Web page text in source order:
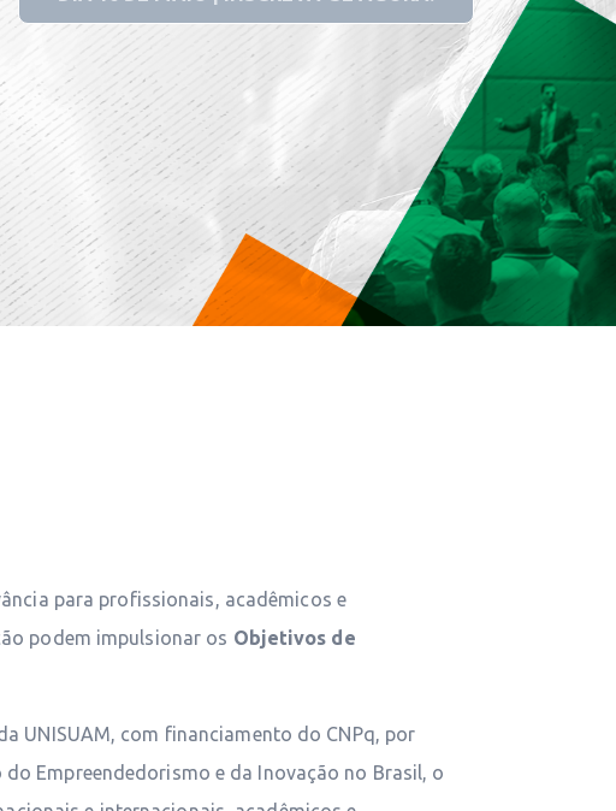
para profissionais, acadêmicos e
podem impulsionar os Objetivos de
UNISUAM, com financiamento do CNPq, por
Empreendedorismo e da Inovação no Brasil, o